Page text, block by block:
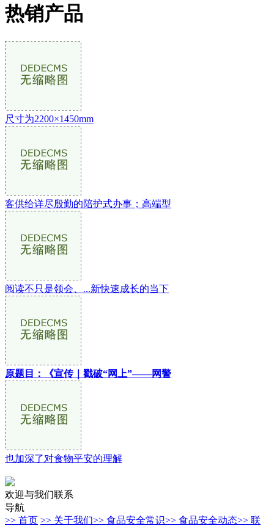
热销产品
尺寸为2200×1450mm
客供给详尽殷勤的陪护式办事；高端型
阅读不只是领会、...新快速成长的当下
原题目：《宣传｜戳破“网上”——网警
也加深了对食物平安的理解
欢迎与我们联系
导航
>> 首页 >> 关于我们>> 食品安全常识>> 食品安全动态>> 联